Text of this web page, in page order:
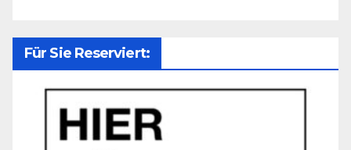
Für Sie Reserviert: